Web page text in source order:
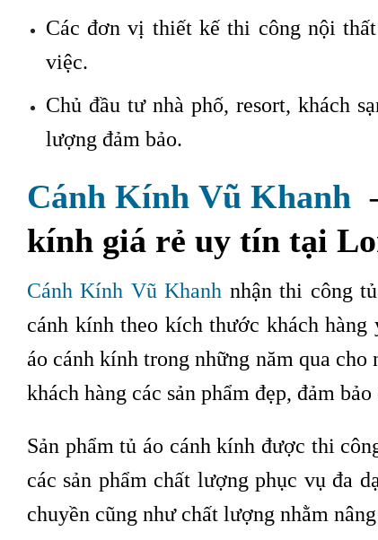
Các đơn vị thiết kế thi công nội
việc.
Chủ đầu tư nhà phố, resort, khách
lượng đảm bảo.
Cánh Kính Vũ Khanh
kính giá rẻ uy tín tại
Cánh Kính Vũ Khanh nhận thi công
cánh kính theo kích thước khách
áo cánh kính trong những năm qua
khách hàng các sản phẩm đẹp, đảm
Sản phẩm tủ áo cánh kính được thi
các sản phẩm chất lượng phục vụ đa
chuyền cũng như chất lượng nhằm